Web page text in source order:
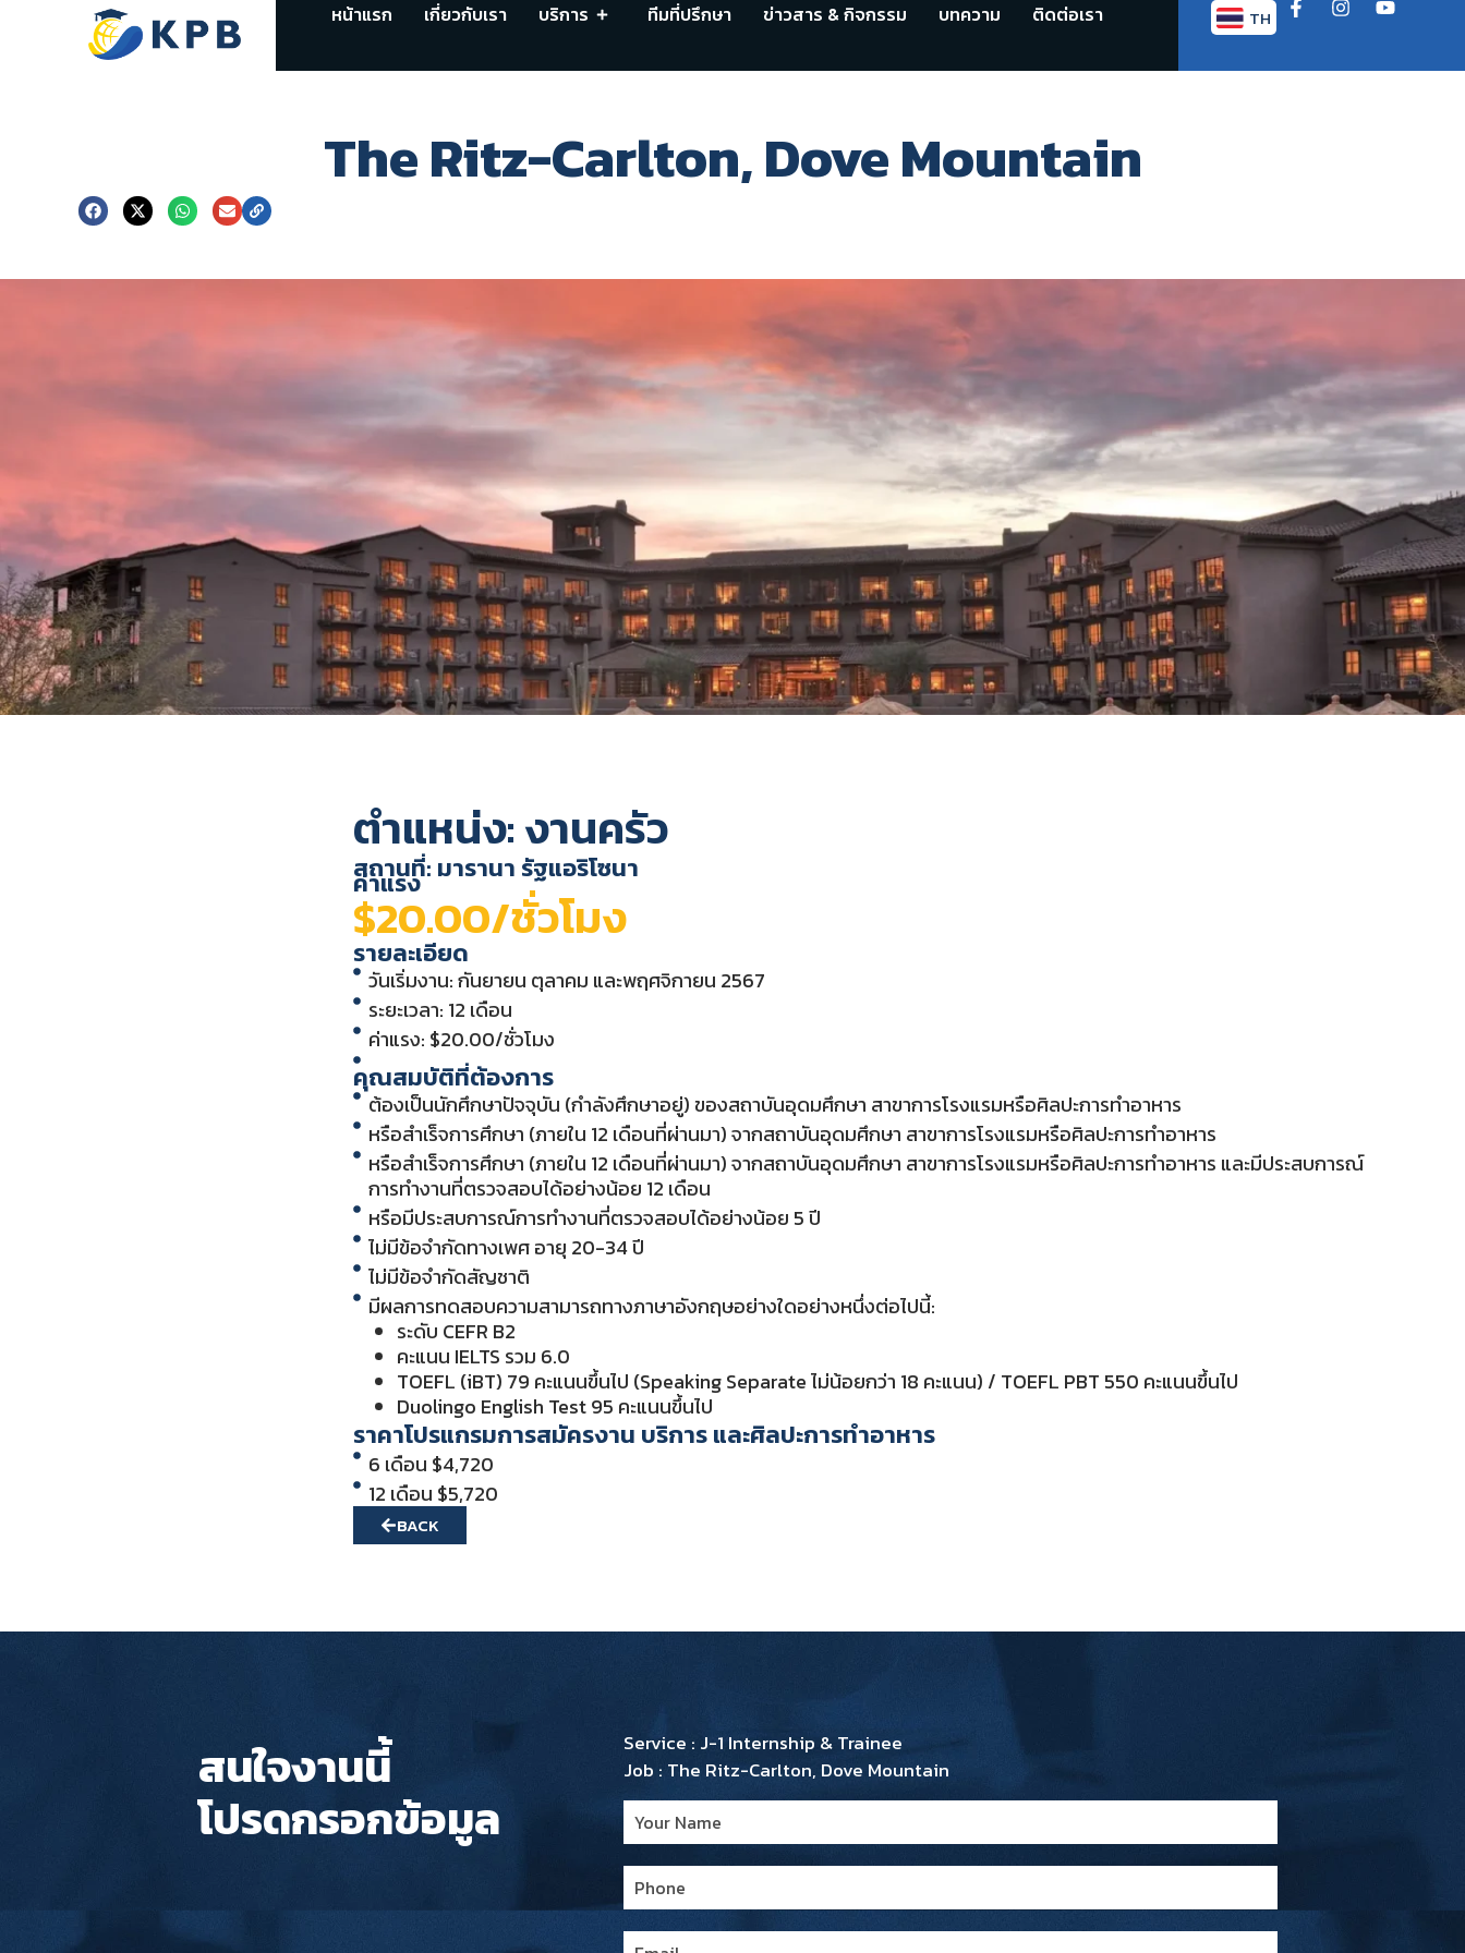
หน้าแรก เกี่ยวกับเรา บริการ ทีมที่ปรึกษา ข่าวสาร & กิจกรรม บทความ ติดต่อเรา TH
EN
The Ritz-Carlton, Dove Mountain
ตำแหน่ง: งานครัว
สถานที่: มารานา รัฐแอริโซนา
ค่าแรง
$20.00/ชั่วโมง
รายละเอียด
วันเริ่มงาน: กันยายน ตุลาคม และพฤศจิกายน 2567
ระยะเวลา: 12 เดือน
ค่าแรง: $20.00/ชั่วโมง
คุณสมบัติที่ต้องการ
ต้องเป็นนักศึกษาปัจจุบัน (กำลังศึกษาอยู่) ของสถาบันอุดมศึกษา สาขาการโรงแรมหรือศิลปะการทำอาหาร
หรือสำเร็จการศึกษา (ภายใน 12 เดือนที่ผ่านมา) จากสถาบันอุดมศึกษา สาขาการโรงแรมหรือศิลปะการทำอาหาร
หรือสำเร็จการศึกษา (ภายใน 12 เดือนที่ผ่านมา) จากสถาบันอุดมศึกษา สาขาการโรงแรมหรือศิลปะการทำอาหาร และมีประสบการณ์
การทำงานที่ตรวจสอบได้อย่างน้อย 12 เดือน
หรือมีประสบการณ์การทำงานที่ตรวจสอบได้อย่างน้อย 5 ปี
ไม่มีข้อจำกัดทางเพศ อายุ 20-34 ปี
ไม่มีข้อจำกัดสัญชาติ
มีผลการทดสอบความสามารถทางภาษาอังกฤษอย่างใดอย่างหนึ่งต่อไปนี้:
ระดับ CEFR B2
คะแนน IELTS รวม 6.0
TOEFL (iBT) 79 คะแนนขึ้นไป (Speaking Separate ไม่น้อยกว่า 18 คะแนน) / TOEFL PBT 550 คะแนนขึ้นไป
Duolingo English Test 95 คะแนนขึ้นไป
ราคาโปรแกรมการสมัครงาน บริการ และศิลปะการทำอาหาร
6 เดือน $4,720
12 เดือน $5,720
BACK
สนใจงานนี้
โปรดกรอกข้อมูล
Service : J-1 Internship & Trainee
Job : The Ritz-Carlton, Dove Mountain